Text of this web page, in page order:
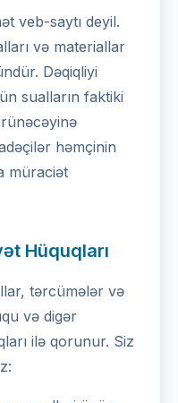
veb-saytı deyil.
və materiallar
Dəqiqliyi
sualların faktiki
həmçinin
müraciət
Hüquqları
tərcümələr və
və digər
ilə qorunur. Siz